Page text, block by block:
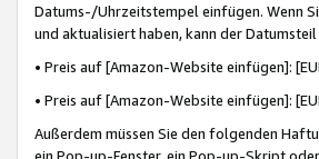
Datums-/Uhrzeitstempel einfügen. Wenn
und aktualisiert haben, kann der
• Preis auf [Amazon-Website einfügen]:
• Preis auf [Amazon-Website einfügen]:
Außerdem müssen Sie den folgenden
ein Pop-up-Fenster, ein Pop-up-Skript